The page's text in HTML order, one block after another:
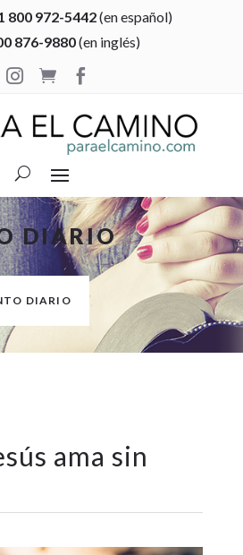
800 972-5442(en español)
876-9880(en inglés)

 
DIARIO
DIARIO
ama sin